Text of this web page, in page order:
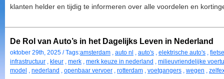
klanten helder en tijdig te informeren over alle voordelen en
De Rol van Auto’s in het Dagelijks Leven in Nederland
oktober 29th, 2025 / Tags:amsterdam , auto nl , auto's , elektrische auto's ,
infrastructuur , kleur , merk , merk keuze in nederland , milieuvriendelijke
model , nederland , openbaar vervoer , rotterdam , voetgangers , wegen ,